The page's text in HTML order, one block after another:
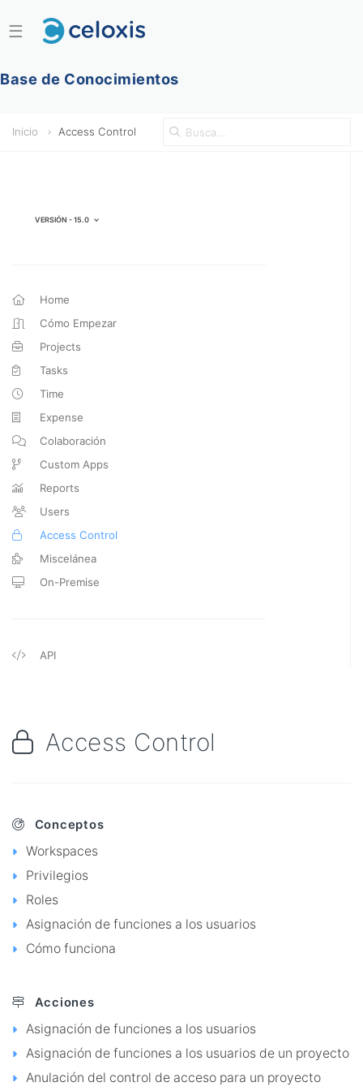
☰
Base de Conocimientos
Inicio Access Control
Versión - 15.0
Home
Cómo Empezar
Projects
Tasks
Time
Expense
Colaboración
Custom Apps
Reports
Users
Access Control
Miscelánea
On-Premise
API
Access Control
Conceptos
Workspaces
Privilegios
Roles
Asignación de funciones a los usuarios
Cómo funciona
Acciones
Asignación de funciones a los usuarios
Asignación de funciones a los usuarios de un proyecto
Anulación del control de acceso para un proyecto